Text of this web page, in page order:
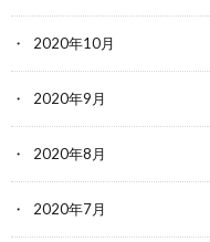
2020年10月
2020年9月
2020年8月
2020年7月